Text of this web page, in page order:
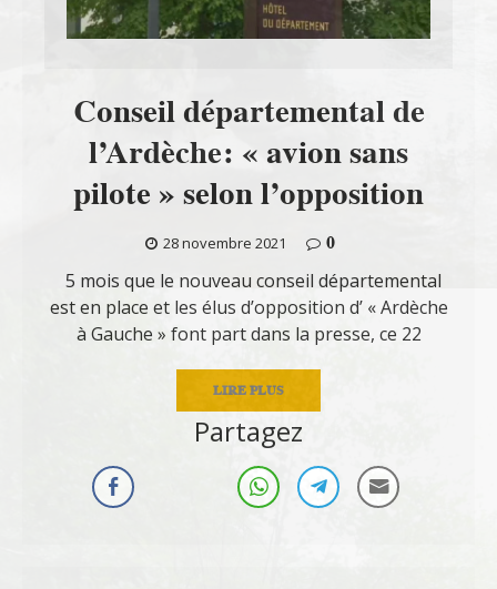
Conseil départemental de
l’Ardèche: « avion sans
pilote » selon l’opposition
28 novembre 2021
0
5 mois que le nouveau conseil départemental
est en place et les élus d’opposition d’ « Ardèche
à Gauche » font part dans la presse, ce 22
LIRE PLUS
Partagez